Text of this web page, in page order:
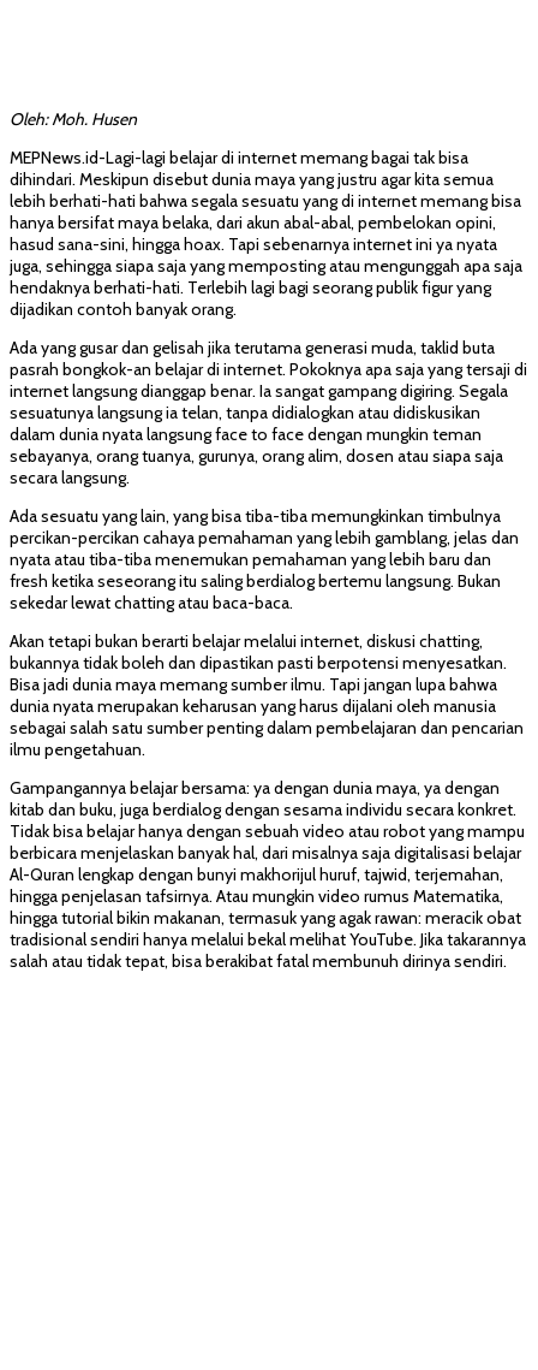
Oleh: Moh. Husen
MEPNews.id-Lagi-lagi belajar di internet memang bagai tak bisa
dihindari. Meskipun disebut dunia maya yang justru agar kita semua
lebih berhati-hati bahwa segala sesuatu yang di internet memang bisa
hanya bersifat maya belaka, dari akun abal-abal, pembelokan opini,
hasud sana-sini, hingga hoax. Tapi sebenarnya internet ini ya nyata
juga, sehingga siapa saja yang memposting atau mengunggah apa saja
hendaknya berhati-hati. Terlebih lagi bagi seorang publik figur yang
dijadikan contoh banyak orang.
Ada yang gusar dan gelisah jika terutama generasi muda, taklid buta
pasrah bongkok-an belajar di internet. Pokoknya apa saja yang tersaji di
internet langsung dianggap benar. Ia sangat gampang digiring. Segala
sesuatunya langsung ia telan, tanpa didialogkan atau didiskusikan
dalam dunia nyata langsung face to face dengan mungkin teman
sebayanya, orang tuanya, gurunya, orang alim, dosen atau siapa saja
secara langsung.
Ada sesuatu yang lain, yang bisa tiba-tiba memungkinkan timbulnya
percikan-percikan cahaya pemahaman yang lebih gamblang, jelas dan
nyata atau tiba-tiba menemukan pemahaman yang lebih baru dan
fresh ketika seseorang itu saling berdialog bertemu langsung. Bukan
sekedar lewat chatting atau baca-baca.
Akan tetapi bukan berarti belajar melalui internet, diskusi chatting,
bukannya tidak boleh dan dipastikan pasti berpotensi menyesatkan.
Bisa jadi dunia maya memang sumber ilmu. Tapi jangan lupa bahwa
dunia nyata merupakan keharusan yang harus dijalani oleh manusia
sebagai salah satu sumber penting dalam pembelajaran dan pencarian
ilmu pengetahuan.
Gampangannya belajar bersama: ya dengan dunia maya, ya dengan
kitab dan buku, juga berdialog dengan sesama individu secara konkret.
Tidak bisa belajar hanya dengan sebuah video atau robot yang mampu
berbicara menjelaskan banyak hal, dari misalnya saja digitalisasi belajar
Al-Quran lengkap dengan bunyi makhorijul huruf, tajwid, terjemahan,
hingga penjelasan tafsirnya. Atau mungkin video rumus Matematika,
hingga tutorial bikin makanan, termasuk yang agak rawan: meracik obat
tradisional sendiri hanya melalui bekal melihat YouTube. Jika takarannya
salah atau tidak tepat, bisa berakibat fatal membunuh dirinya sendiri.